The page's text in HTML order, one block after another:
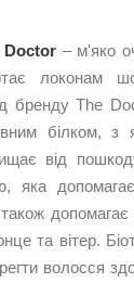
Doctor– м'яко
локонам
The
білком, з
від
яка
та вітер.
волосся